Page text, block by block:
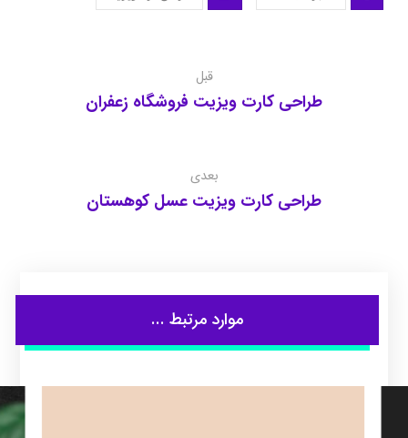
قبل
طراحی کارت ویزیت فروشگاه زعفران
بعدی
طراحی کارت ویزیت عسل کوهستان
موارد مرتبط ...